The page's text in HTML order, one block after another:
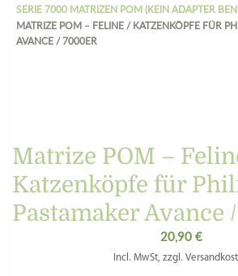
SERIE 7000 MATRIZEN POM (KEIN ADAPTER
MATRIZE POM – FELINE / KATZENKÖPFE FÜR
AVANCE / 7000ER
Matrize POM –
Katzenköpfe für
Pastamaker Avance
20,90 €
Incl. MwSt, zzgl.